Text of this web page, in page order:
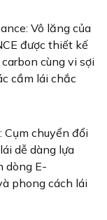
Vô lăng của
được thiết kế
cùng vi sợi
cầm lái chắc
Cụm chuyển đổi
dễ dàng lựa
dòng E-
phong cách lái